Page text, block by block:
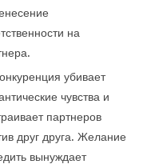
на
убивает
чувства и
партнеров
друг друга. Желание
вынуждает